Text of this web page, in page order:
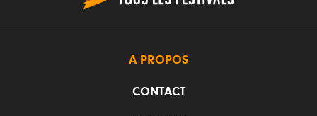
A PROPOS
CONTACT